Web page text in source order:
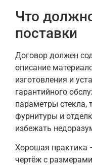
Что
поставки
Договор должен
описание
изготовления и
гарантийного
параметры стекла,
фурнитуры и
избежать
Хорошая практика
чертёж с